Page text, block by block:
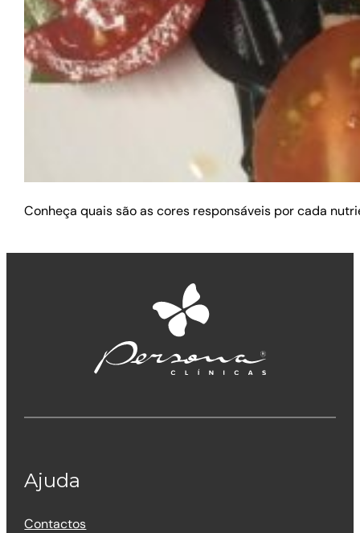
Conheça quais são as cores responsáveis por cada
Ajuda
Contactos